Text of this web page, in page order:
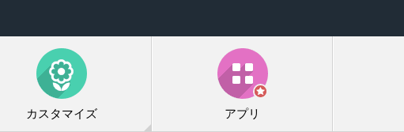
カスタマイズ アプリ